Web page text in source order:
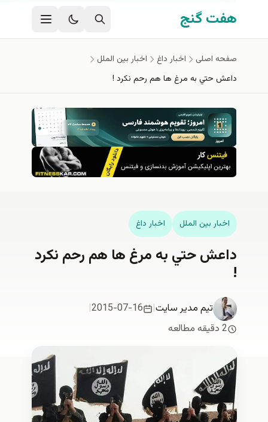
گنج
اصلی اخبار داغ
اخبار بين الملل
حتي به مرغ ها هم رحم نكرد !
اخبار بين الملل اخبار داغ
حتي به مرغ ها هم رحم نكرد
تیم مدیر سایت|
2015-07-16
|